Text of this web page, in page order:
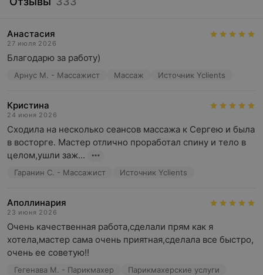
Анастасия
27 июля 2026
Благодарю за работу)
Арнус М. - Массажист Массаж Источник Yclients
Кристина
24 июня 2026
Сходила на несколько сеансов массажа к Сергею и была
в восторге. Мастер отлично проработал спину и тело в
целом,ушли заж...
Гаранин С. - Массажист Источник Yclients
Аполлинария
23 июня 2026
Очень качественная работа,сделали прям как я
хотела,мастер сама очень приятная,сделала все быстро,
очень ее советую!!
Гегенава М. - Парикмахер
Парикмахерские услуги